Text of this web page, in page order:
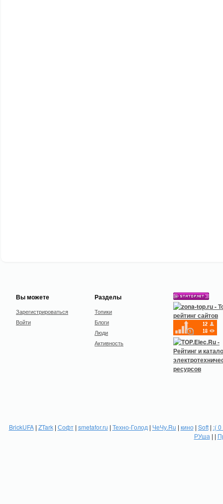
Вы можете
Зарегистрироваться
Войти
Разделы
Топики
Блоги
Люди
Активность
BrickUFA| ZTark| Софт| smetafor.ru | Техно-Голод | ЧеЧу.Ru | кино| Soft| :(
РУша | |